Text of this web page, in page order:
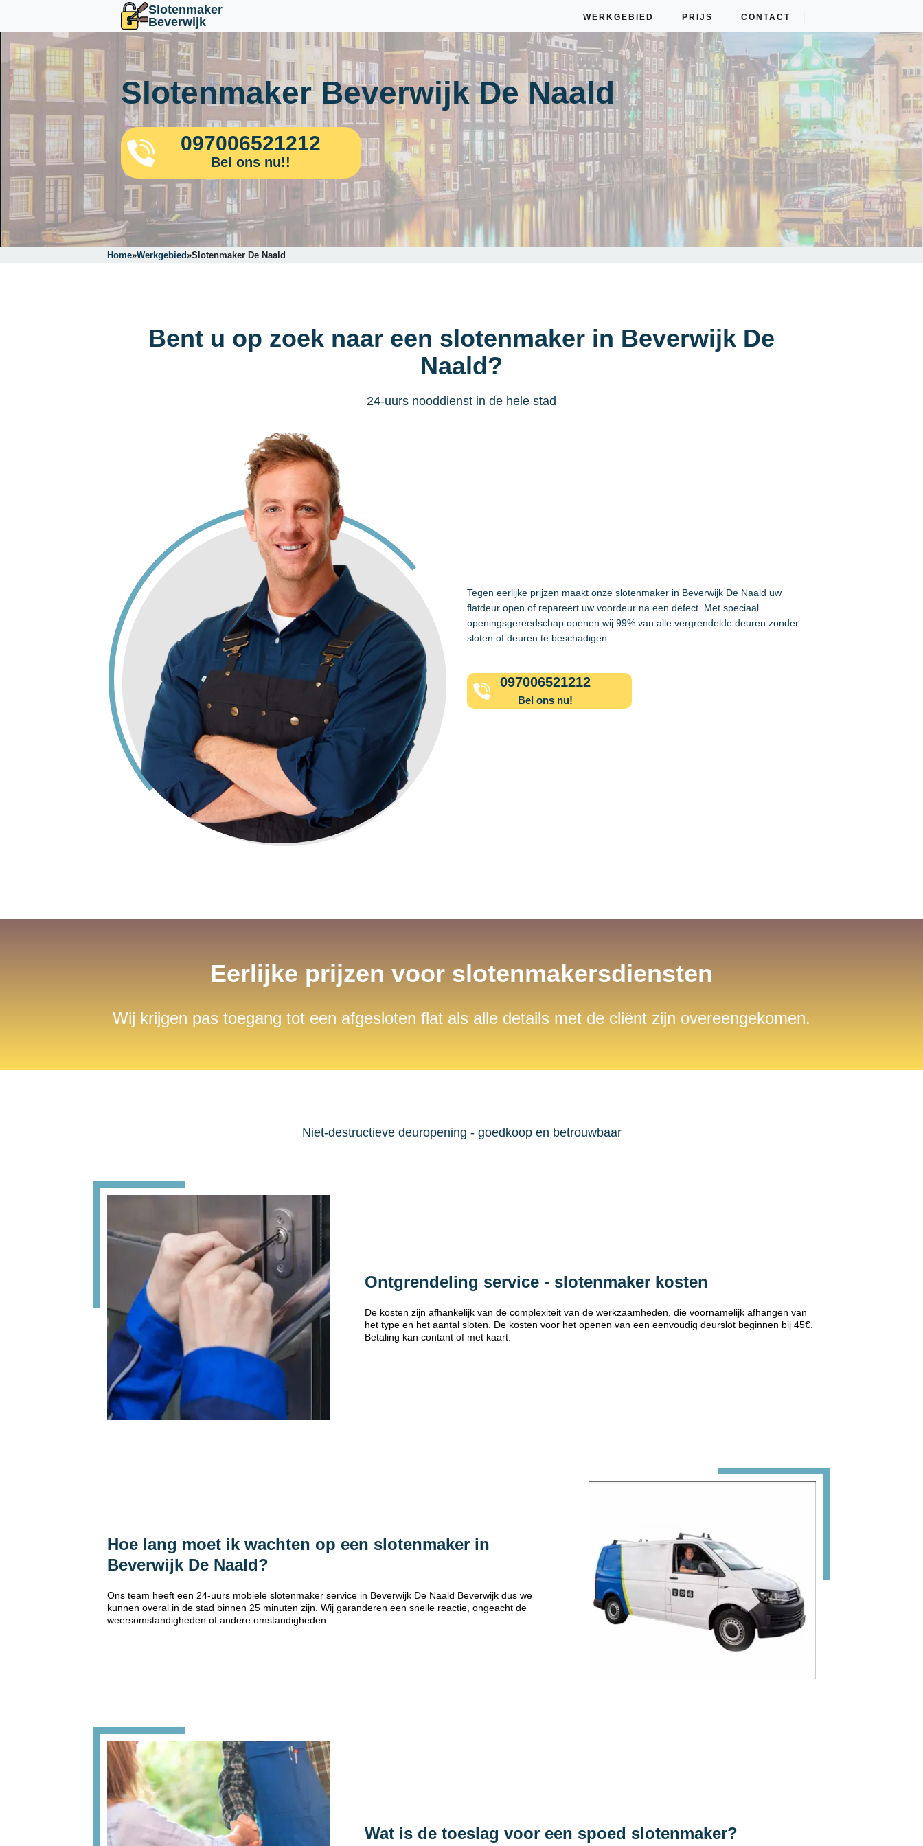
Slotenmaker
Beverwijk
WERKGEBIED PRIJS CONTACT
Slotenmaker Beverwijk De Naald
097006521212
Bel ons nu!!
Home»Werkgebied»Slotenmaker De Naald
Bent u op zoek naar een slotenmaker in Beverwijk De
Naald?
24-uurs nooddienst in de hele stad
Tegen eerlijke prijzen maakt onze slotenmaker in Beverwijk De Naald uw
flatdeur open of repareert uw voordeur na een defect. Met speciaal
openingsgereedschap openen wij 99% van alle vergrendelde deuren zonder
sloten of deuren te beschadigen.
097006521212
Bel ons nu!
Eerlijke prijzen voor slotenmakersdiensten
Wij krijgen pas toegang tot een afgesloten flat als alle details met de cliënt zijn overeengekomen.
Niet-destructieve deuropening - goedkoop en betrouwbaar
Ontgrendeling service - slotenmaker kosten
De kosten zijn afhankelijk van de complexiteit van de werkzaamheden, die voornamelijk afhangen van
het type en het aantal sloten. De kosten voor het openen van een eenvoudig deurslot beginnen bij 45€.
Betaling kan contant of met kaart.
Hoe lang moet ik wachten op een slotenmaker in
Beverwijk De Naald?
Ons team heeft een 24-uurs mobiele slotenmaker service in Beverwijk De Naald Beverwijk dus we
kunnen overal in de stad binnen 25 minuten zijn. Wij garanderen een snelle reactie, ongeacht de
weersomstandigheden of andere omstandigheden.
Wat is de toeslag voor een spoed slotenmaker?